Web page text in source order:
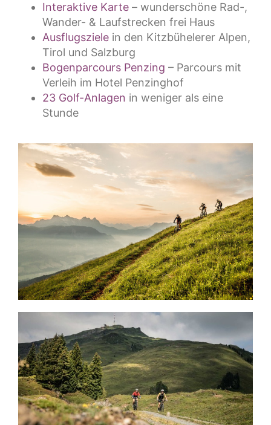
Interaktive Karte – wunderschöne Rad-,
Wander- & Laufstrecken frei Haus
Ausflugszielein den Kitzbühelerer Alpen,
Tirol und Salzburg
Bogenparcours Penzing – Parcours mit
Verleih im Hotel Penzinghof
23 Golf-Anlagen in weniger als eine
Stunde